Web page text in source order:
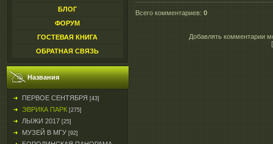
БЛОГ
ФОРУМ
ГОСТЕВАЯ КНИГА
ОБРАТНАЯ СВЯЗЬ
Названия
ПЕРВОЕ СЕНТЯБРЯ [43]
ЭВРИКА ПАРК [275]
ЛЫЖИ 2017 [25]
МУЗЕЙ В МГУ [92]
Всего комментариев: 0
Добавлять комментарии